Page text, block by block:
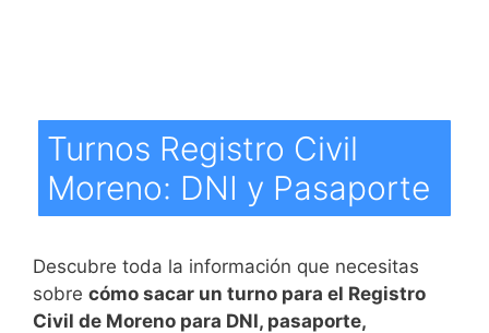
Turnos Registro Civil
Moreno: DNI y Pasaporte
Descubre toda la información que necesitas
sobre cómo sacar un turno para el Registro
Civil de Moreno para DNI, pasaporte,